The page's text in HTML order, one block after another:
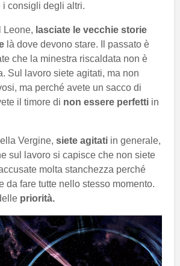
i consigli degli altri.
Leone, lasciate le vecchie storie
là dove devono stare. Il passato è
che la minestra riscaldata non è
Sul lavoro siete agitati, ma non
ma perché avete un sacco di
il timore di non essere perfetti in
Vergine, siete agitati in generale,
sul lavoro si capisce che non siete
molta stanchezza perché
da fare tutte nello stesso momento.
priorità.